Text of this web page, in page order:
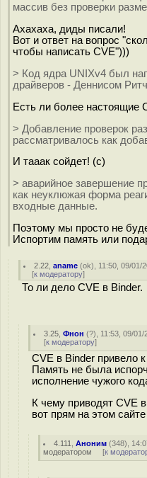
массив без проверки
Ахахаха, диды писали!
Вот и ответ на вопрос
чтобы написать CVE")))
> Код ядра UNIXv4 был
драйверов - Деннисом
Есть ли более настоящие
> Добавление проверок
рассматривалось как
И тааак сойдет! (с)
> аварийное завершение
как неуклюжая форма
входные данные.
Поэтому мы просто не
Испортим память или
2.22 ,aname (ok), 11:50, 09/01/
[к модератору]
То ли дело CVE в Binder.
3.25 ,Фнон (?), 11:53, 09/01/
[к модератору]
CVE в Binder привело
Память не была
исполнение чужого
К чему приводят CVE
вот прям на этом
4.111 ,Аноним (348),
модератором [к